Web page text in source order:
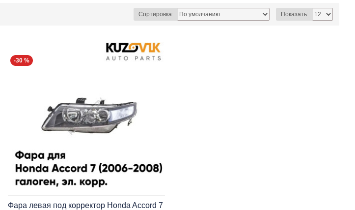
Сортировка: Показать:
-30 %
Фара левая под корректор Honda Accord 7